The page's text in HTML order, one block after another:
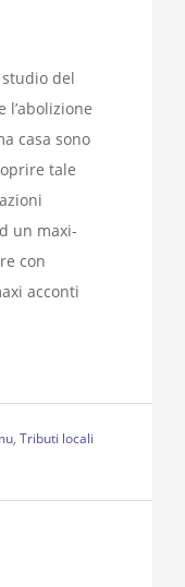
del
l’abolizione
casa sono
tale
un maxi-
con
acconti
, Tributi locali